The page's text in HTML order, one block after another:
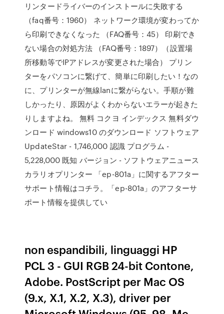
リンタードライバーのインストールに失敗する
（faq番号：1960） ネットワーク環境が変わってか
ら印刷できなくなった （FAQ番号：45） 印刷でき
ない場合の対処方法 （FAQ番号：1897）（設置場
所移動等でIPアドレスが変更された場合） プリン
ターをパソコンに繋げて、簡単に印刷したい！なの
に、プリンターが無線lanに繋がらない。手順が難
しかったり、原因がよくわからないエラーが起きた
りしますよね。 無料 コクヨ インデックス 無料ダウ
ンロード windows10 のダウンロード ソフトウェア
UpdateStar - 1,746,000 認識 プログラム -
5,228,000 既知 バージョン - ソフトウェアニュース
カラリオプリンター 「ep-801a」に関するアフター
サポート情報はコチラ。「ep-801a」のアフターサ
ポート情報を提供してい
non espandibili, linguaggi HP
PCL 3 - GUI RGB 24-bit Contone,
Adobe. PostScript per Mac OS
(9.x, X.1, X.2, X.3), driver per